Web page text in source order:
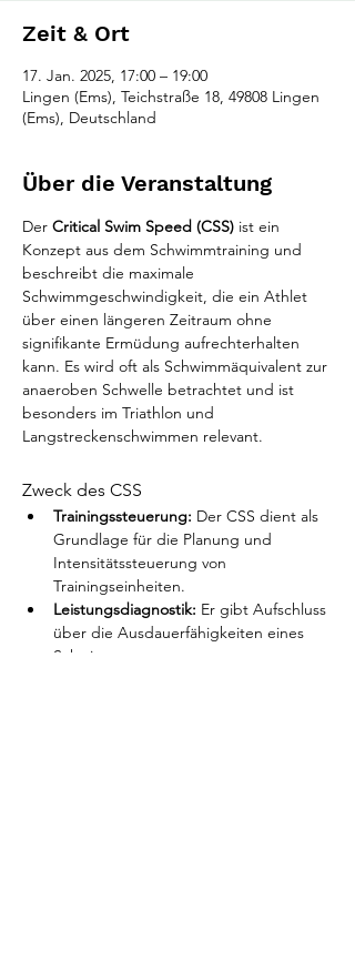
Zeit & Ort
17. Jan. 2025, 17:00 – 19:00
Lingen (Ems), Teichstraße 18, 49808 Lingen
(Ems), Deutschland
Über die Veranstaltung
Der Critical Swim Speed (CSS) ist ein
Konzept aus dem Schwimmtraining und
beschreibt die maximale
Schwimmgeschwindigkeit, die ein Athlet
über einen längeren Zeitraum ohne
signifikante Ermüdung aufrechterhalten
kann. Es wird oft als Schwimmäquivalent zur
anaeroben Schwelle betrachtet und ist
besonders im Triathlon und
Langstreckenschwimmen relevant.
Zweck des CSS
Trainingssteuerung: Der CSS dient als
Grundlage für die Planung und
Intensitätssteuerung von
Trainingseinheiten.
Leistungsdiagnostik: Er gibt Aufschluss
über die Ausdauerfähigkeiten eines
Schwimmers.